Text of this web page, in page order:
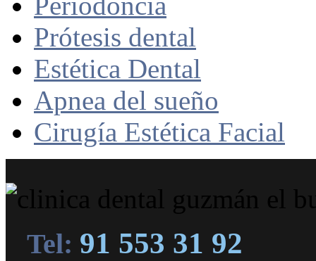
Prótesis dental
Estética Dental
Apnea del sueño
Cirugía Estética Facial
Tel: 91 553 31 92